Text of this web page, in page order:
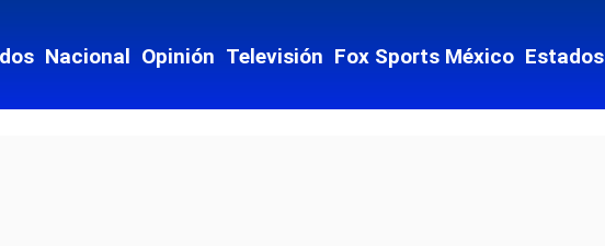
Nacional Opinión Televisión Fox Sports México Estados